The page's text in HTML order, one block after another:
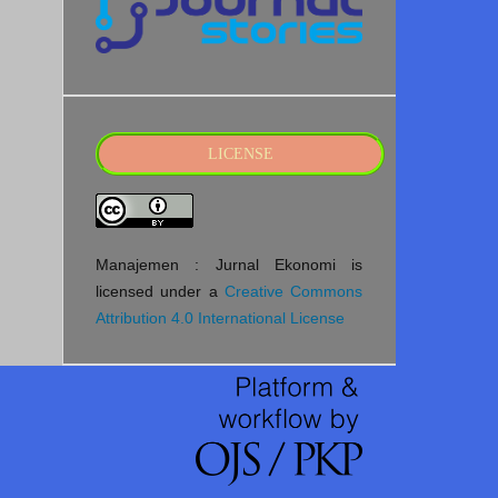
LICENSE
Manajemen : Jurnal Ekonomi is
licensed under a Creative Commons
Attribution 4.0 International License